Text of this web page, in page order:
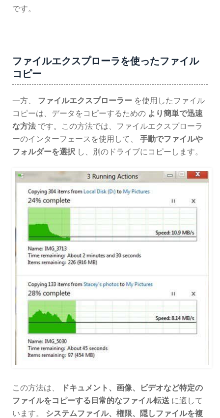
です。
ファイルエクスプローラを使ったファイル
コピー
一方、 ファイルエクスプローラー を使用したファイル
コピーは、データをコピーするための より簡単で迅速
な方法 です。この方法では、ファイルエクスプローラ
ーのインターフェースを使用して、 手動でファイルや
フォルダーを選択 し、別のドライブにコピーします。
この方法は、
ドキュメント、画像、ビデオなど特定の
ファイルをコピーする日常的なファイル転送 に適して
います。
システムファイル、権限、隠しファイルを複